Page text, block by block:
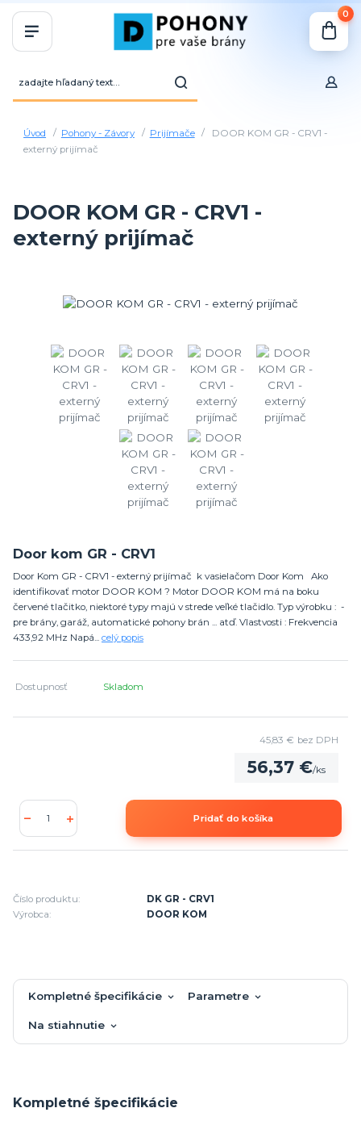
0
Úvod Pohony - Závory Prijímače
DOOR KOM GR - CRV1 -
externý prijímač
DOOR KOM GR - CRV1 -
externý prijímač
Door kom GR - CRV1
Door Kom GR - CRV1 - externý prijímač k vasielačom Door Kom Ako
identifikovať motor DOOR KOM ? Motor DOOR KOM má na boku
červené tlačitko, niektoré typy majú v strede veľké tlačidlo. Typ výrobku : -
pre brány, garáž, automatické pohony brán ... atď. Vlastvosti : Frekvencia
433,92 MHz Napá... celý popis
Dostupnosť Skladom
56,37 €/ks
45,83 € bez DPH
Pridať do košíka
Číslo produktu:
DK GR - CRV1
Výrobca:
DOOR KOM
Kompletné špecifikácie Parametre
Na stiahnutie
Kompletné špecifikácie